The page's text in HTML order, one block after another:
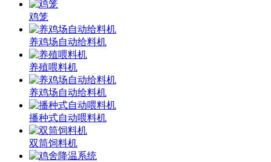
鸡笼
养鸡场自动给料机
养殖喂料机
养鸡场自动给料机
播种式自动喂料机
双筒饲料机